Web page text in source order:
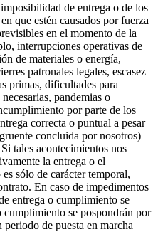
de entrega o de los
que estén causados por fuerza
en el momento de la
interrupciones operativas de
de materiales o energía,
patronales legales, escasez
primas, dificultades para
pandemias o
por parte de los
correcta o puntual a pesar
concluida por nosotros)
tales acontecimientos nos
la entrega o el
sólo de carácter temporal,
En caso de impedimentos
entrega o cumplimiento se
cumplimiento se pospondrán por
de puesta en marcha